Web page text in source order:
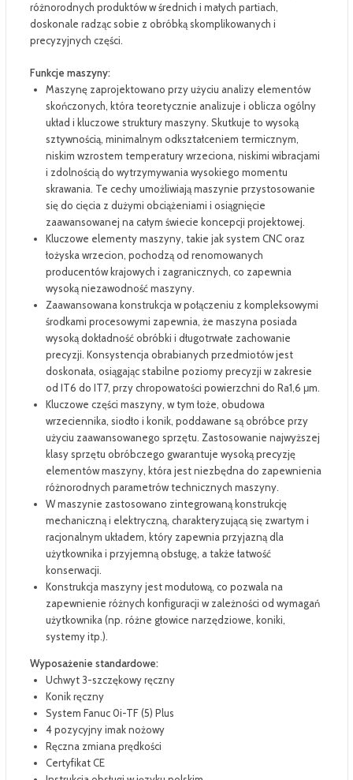
różnorodnych produktów w średnich i małych partiach,
doskonale radząc sobie z obróbką skomplikowanych i
precyzyjnych części.
Funkcje maszyny:
Maszynę zaprojektowano przy użyciu analizy elementów
skończonych, która teoretycznie analizuje i oblicza ogólny
układ i kluczowe struktury maszyny. Skutkuje to wysoką
sztywnością, minimalnym odkształceniem termicznym,
niskim wzrostem temperatury wrzeciona, niskimi wibracjami
i zdolnością do wytrzymywania wysokiego momentu
skrawania. Te cechy umożliwiają maszynie przystosowanie
się do cięcia z dużymi obciążeniami i osiągnięcie
zaawansowanej na całym świecie koncepcji projektowej.
Kluczowe elementy maszyny, takie jak system CNC oraz
łożyska wrzecion, pochodzą od renomowanych
producentów krajowych i zagranicznych, co zapewnia
wysoką niezawodność maszyny.
Zaawansowana konstrukcja w połączeniu z kompleksowymi
środkami procesowymi zapewnia, że maszyna posiada
wysoką dokładność obróbki i długotrwałe zachowanie
precyzji. Konsystencja obrabianych przedmiotów jest
doskonała, osiągając stabilne poziomy precyzji w zakresie
od IT6 do IT7, przy chropowatości powierzchni do Ra1,6 μm.
Kluczowe części maszyny, w tym łoże, obudowa
wrzeciennika, siodło i konik, poddawane są obróbce przy
użyciu zaawansowanego sprzętu. Zastosowanie najwyższej
klasy sprzętu obróbczego gwarantuje wysoką precyzję
elementów maszyny, która jest niezbędna do zapewnienia
różnorodnych parametrów technicznych maszyny.
W maszynie zastosowano zintegrowaną konstrukcję
mechaniczną i elektryczną, charakteryzującą się zwartym i
racjonalnym układem, który zapewnia przyjazną dla
użytkownika i przyjemną obsługę, a także łatwość
konserwacji.
Konstrukcja maszyny jest modułową, co pozwala na
zapewnienie różnych konfiguracji w zależności od wymagań
użytkownika (np. różne głowice narzędziowe, koniki,
systemy itp.).
Wyposażenie standardowe:
Uchwyt 3-szczękowy ręczny
Konik ręczny
System Fanuc 0i-TF (5) Plus
4 pozycyjny imak nożowy
Ręczna zmiana prędkości
Certyfikat CE